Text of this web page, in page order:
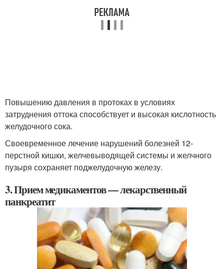
Повышению давления в протоках в условиях
затруднения оттока способствует и высокая кислотность
желудочного сока.
Своевременное лечение нарушений болезней 12-
перстной кишки, желчевыводящей системы и желчного
пузыря сохраняет поджелудочную железу.
3. Прием медикаментов — лекарственный
панкреатит